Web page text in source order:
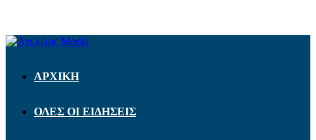
ΑΡΧΙΚΗ
ΟΛΕΣ ΟΙ ΕΙΔΗΣΕΙΣ